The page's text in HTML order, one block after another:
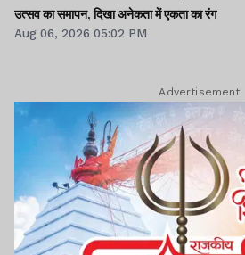
उत्सव का समापन, दिखा अनेकता में एकता का रंग
Aug 06, 2026 05:02 PM
Advertisement